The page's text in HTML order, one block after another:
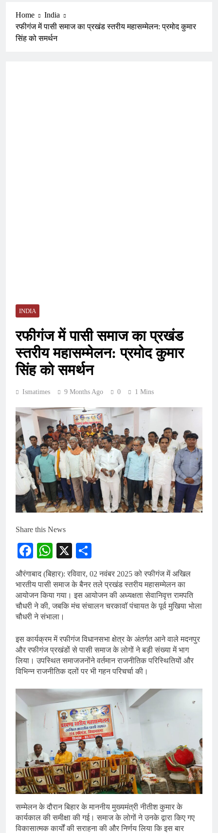
Home
India
रफीगंज में पासी समाज का प्रखंड स्तरीय महासम्मेलन: प्रमोद कुमार
सिंह को समर्थन
INDIA
रफीगंज में पासी समाज का प्रखंड
स्तरीय महासम्मेलन: प्रमोद कुमार
सिंह को समर्थन
Ismatimes 9 Months Ago 0 1 Mins
Share this News
Facebook
WhatsApp
X
औरंगाबाद (बिहार): रविवार, 02 नवंबर 2025 को रफीगंज में अखिल
भारतीय पासी समाज के बैनर तले प्रखंड स्तरीय महासम्मेलन का
आयोजन किया गया। इस आयोजन की अध्यक्षता सेवानिवृत्त रामपति
चौधरी ने की, जबकि मंच संचालन चरकावॉ पंचायत के पूर्व मुखिया भोला
चौधरी ने संभाला।
इस कार्यक्रम में रफीगंज विधानसभा क्षेत्र के अंतर्गत आने वाले मदनपुर
और रफीगंज प्रखंडों से पासी समाज के लोगों ने बड़ी संख्या में भाग
लिया। उपस्थित समाजजनोंने वर्तमान राजनीतिक परिस्थितियों और
विभिन्न राजनीतिक दलों पर भी गहन परिचर्चा की।
सम्मेलन के दौरान बिहार के माननीय मुख्यमंत्री नीतीश कुमार के
कार्यकाल की समीक्षा की गई। समाज के लोगों ने उनके द्वारा किए गए
विकासात्मक कार्यों की सराहना की और निर्णय लिया कि इस बार